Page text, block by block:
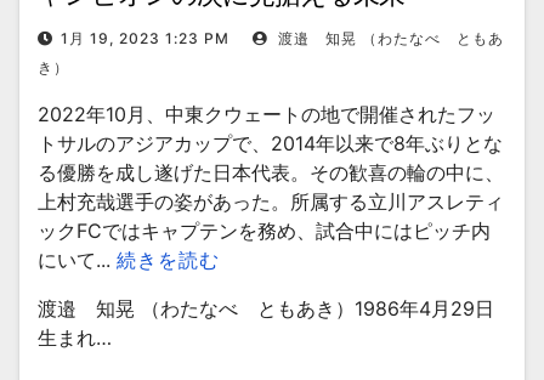
1月 19, 2023 1:23 PM
渡邉 知晃 （わたなべ ともあ
き）
2022年10月、中東クウェートの地で開催されたフッ
トサルのアジアカップで、2014年以来で8年ぶりとな
る優勝を成し遂げた日本代表。その歓喜の輪の中に、
上村充哉選手の姿があった。所属する立川アスレティ
ックFCではキャプテンを務め、試合中にはピッチ内
にいて... 続きを読む
渡邉 知晃 （わたなべ ともあき）1986年4月29日
生まれ…